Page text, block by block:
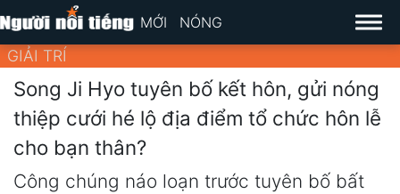
MỚI NÓNG
GIẢI TRÍ
Song Ji Hyo tuyên bố kết hôn, gửi nóng
thiệp cưới hé lộ địa điểm tổ chức hôn lễ
cho bạn thân?
Công chúng náo loạn trước tuyên bố bất